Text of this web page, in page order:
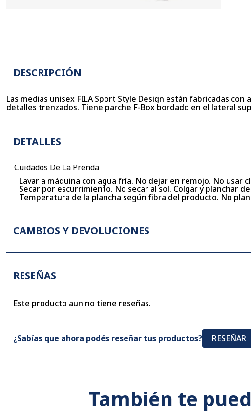
DESCRIPCIÓN
Las medias unisex FILA Sport Style Design están fabricadas
detalles trenzados. Tiene parche F-Box bordado en el lateral
DETALLES
Cuidados De La Prenda
Lavar a máquina con agua fría. No dejar en remojo. No usar
Secar por escurrimiento. No secar al sol. Colgar y planchar
Temperatura de la plancha según fibra del producto. No
CAMBIOS Y DEVOLUCIONES
RESEÑAS
Este producto aun no tiene reseñas.
¿Sabías que ahora podés reseñar tus productos? RESEÑAR
También te